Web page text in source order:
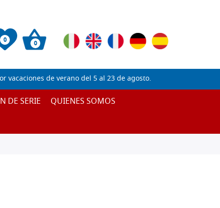
0 0
vacaciones de verano del 5 al 23 de agosto.
DE SERIE QUIENES SOMOS